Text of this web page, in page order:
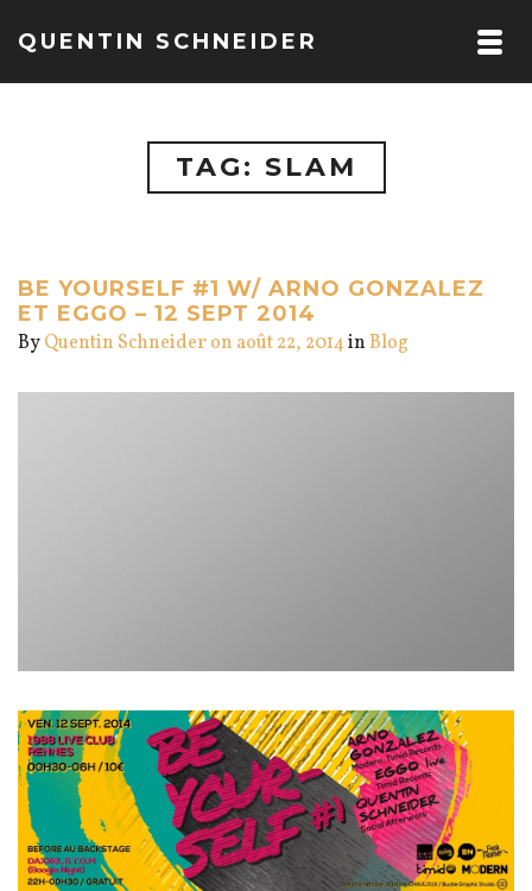
QUENTIN SCHNEIDER
TAG: SLAM
BE YOURSELF #1 W/ ARNO GONZALEZ
ET EGGO – 12 SEPT 2014
ByQuentin Schneideron août 22, 2014in Blog